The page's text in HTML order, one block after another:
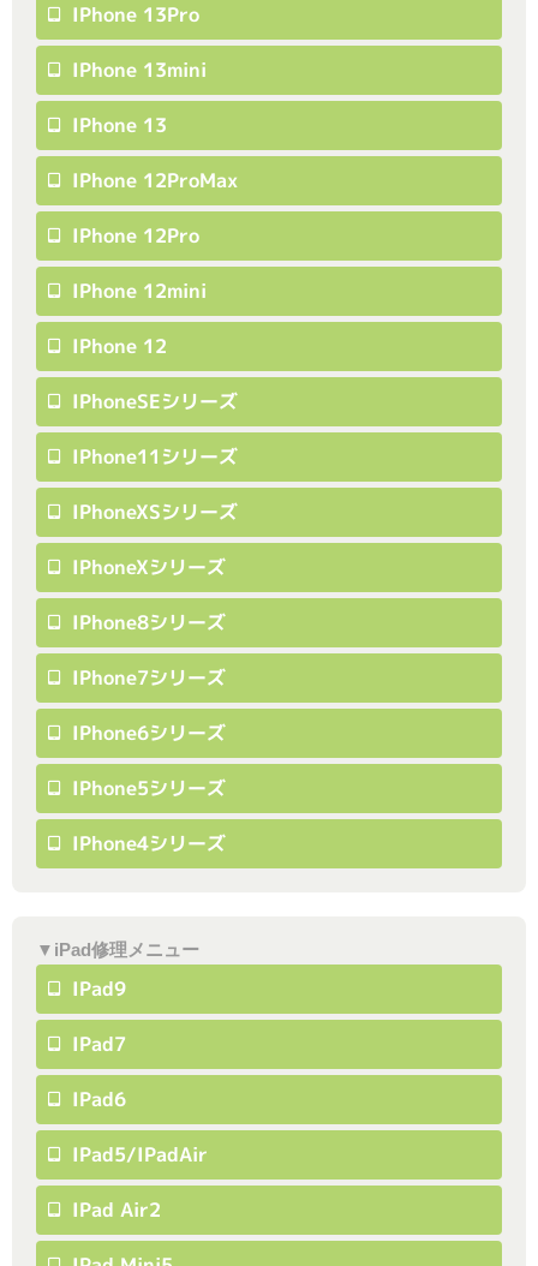
IPhone 13Pro
IPhone 13mini
IPhone 13
IPhone 12ProMax
IPhone 12Pro
IPhone 12mini
IPhone 12
IPhoneSEシリーズ
IPhone11シリーズ
IPhoneXSシリーズ
IPhoneXシリーズ
IPhone8シリーズ
IPhone7シリーズ
IPhone6シリーズ
IPhone5シリーズ
IPhone4シリーズ
▼iPad修理メニュー
IPad9
IPad7
IPad6
IPad5/iPadAir
IPad Air2